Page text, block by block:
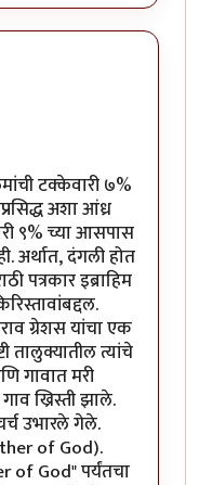
टक्केवारी ७%
अशा आंध्र
९% च्या आसपास
अर्थात, दंगली होत
पत्रकार इब्राहिम
ग्रेशस यांचा एक
तालुक्यातील त्यांचे
गावात मरी
ख्रिस्ती झाले.
उभारले गेले.
of God).
of God" पर्यंतचा